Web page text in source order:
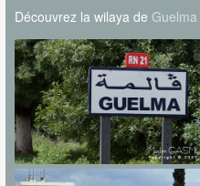
Découvrez la wilaya de Guelma